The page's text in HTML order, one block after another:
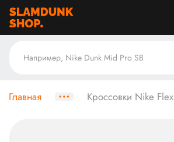
Главная Кроссовки Nike